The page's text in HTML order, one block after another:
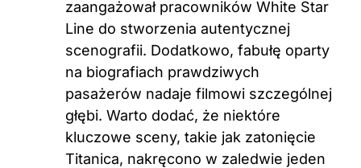
zaangażował pracowników White Star
Line do stworzenia autentycznej
scenografii. Dodatkowo, fabułę oparty
na biografiach prawdziwych
pasażerów nadaje filmowi szczególnej
głębi. Warto dodać, że niektóre
kluczowe sceny, takie jak zatonięcie
Titanica, nakręcono w zaledwie jeden